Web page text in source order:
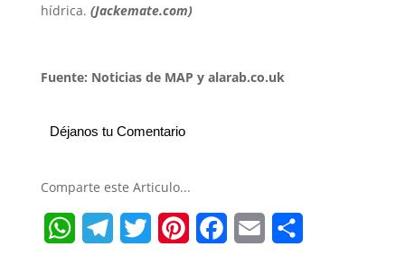
hídrica. (Jackemate.com)
Fuente: Noticias de MAP y alarab.co.uk
Déjanos tu Comentario
Comparte este Articulo...